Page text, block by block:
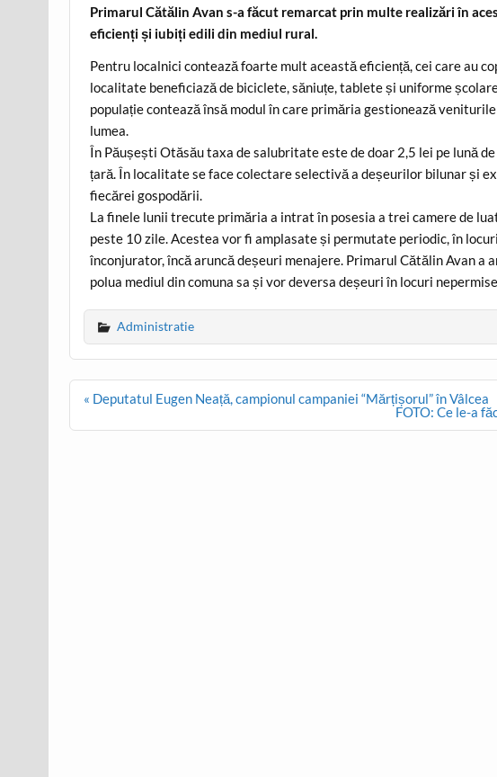
Primarul Cătălin Avan s-a făcut remarcat prin multe realizări în
eficienți și iubiți edili din mediul rural.
Pentru localnici contează foarte mult această eficiență, cei care au
localitate beneficiază de biciclete, săniuțe, tablete și uniforme
populație contează însă modul în care primăria gestionează
lumea.
În Păușești Otăsău taxa de salubritate este de doar 2,5 lei pe lună
țară. În localitate se face colectare selectivă a deșeurilor bilunar și
fiecărei gospodării.
La finele lunii trecute primăria a intrat în posesia a trei camere de
peste 10 zile. Acestea vor fi amplasate și permutate periodic, în
înconjurator, încă aruncă deșeuri menajere. Primarul Cătălin Avan a
polua mediul din comuna sa și vor deversa deșeuri în locuri
Administratie
Post
navigation
« Deputatul Eugen Neață, campionul campaniei “Mărțișorul” în Vâlcea
FOTO: Ce le-a